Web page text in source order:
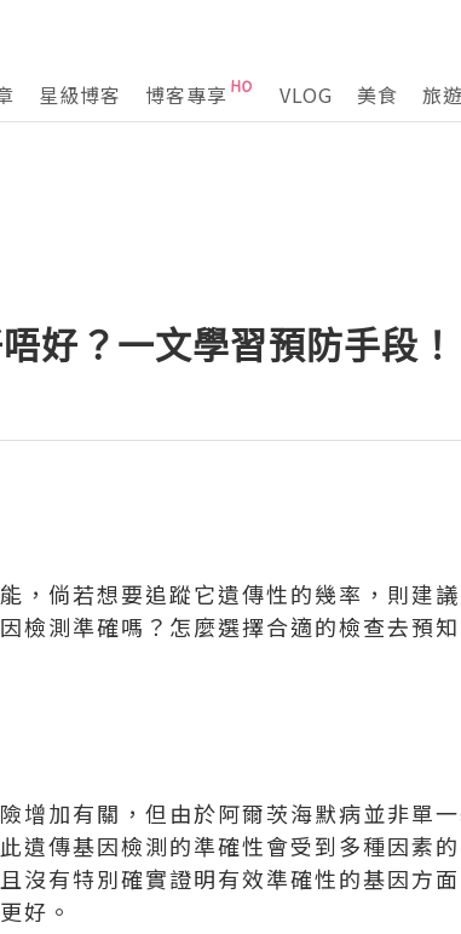
星級博客 博客專享 VLOG 美食 旅遊
好？一文學習預防手段！
，倘若想要追蹤它遺傳性的幾率，則建
檢測準確嗎？怎麼選擇合適的檢查去預
增加有關，但由於阿爾茨海默病並非單
遺傳基因檢測的準確性會受到多種因素
沒有特別確實證明有效準確性的基因方
好。